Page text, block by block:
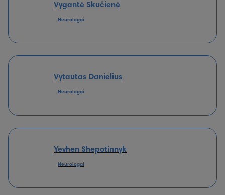
Vygantė Skučienė
Neurologai
Vytautas Danielius
Neurologai
Yevhen Shepotinnyk
Neurologai